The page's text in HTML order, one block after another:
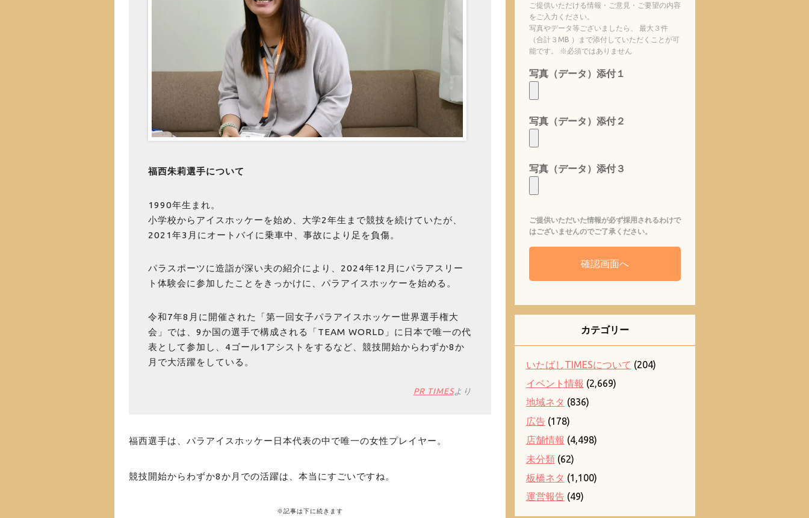
福西朱莉選手について
1990年生まれ。
小学校からアイスホッケーを始め、大学2年生まで競技を続けていたが、
2021年3月にオートバイに乗車中、事故により足を負傷。
パラスポーツに造詣が深い夫の紹介により、2024年12月にパラアスリー
ト体験会に参加したことをきっかけに、パラアイスホッケーを始める。
令和7年8月に開催された「第一回女子パラアイスホッケー世界選手権大
会」では、9か国の選手で構成される「TEAM WORLD」に日本で唯一の代
表として参加し、4ゴール1アシストをするなど、競技開始からわずか8か
月で大活躍をしている。
PR TIMESより
福西選手は、パラアイスホッケー日本代表の中で唯一の女性プレイヤー。
競技開始からわずか8か月での活躍は、本当にすごいですね。
※記事は下に続きます
ご提供いただける情報・ご意見・ご要望の内容
をご入力ください。
写真やデータ等ございましたら、 最大３件
（合計３MB ）まで添付していただくことが可
能です。 ※必須ではありません
写真（データ）添付１
写真（データ）添付２
写真（データ）添付３
ご提供いただいた情報が必ず採用されるわけで
はございませんのでご了承ください。
カテゴリー
いたばしTIMESについて (204)
イベント情報 (2,669)
地域ネタ (836)
広告(178)
店舗情報 (4,498)
未分類(62)
板橋ネタ (1,100)
運営報告(49)